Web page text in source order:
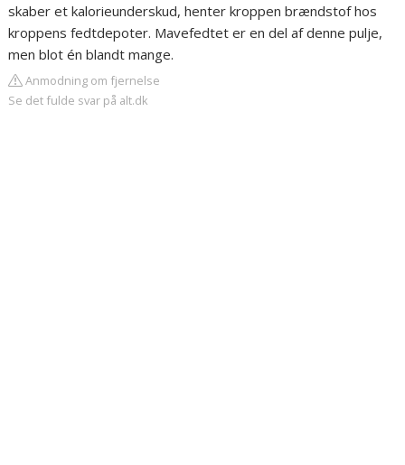
skaber et kalorieunderskud, henter kroppen brændstof hos
kroppens fedtdepoter. Mavefedtet er en del af denne pulje,
men blot én blandt mange.
Anmodning om fjernelse
Se det fulde svar på alt.dk